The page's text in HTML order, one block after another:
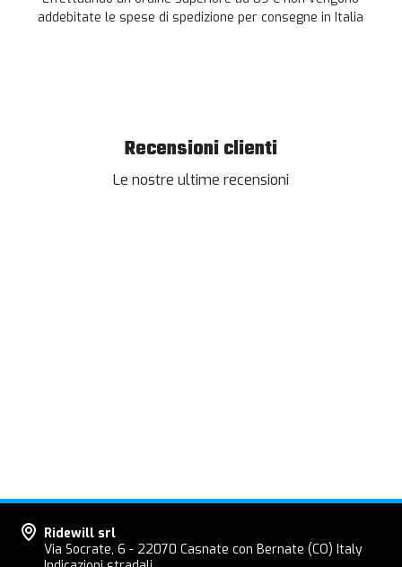
addebitate le spese di spedizione per consegne in Italia
Recensioni clienti
Le nostre ultime recensioni
Ridewill srl
Via Socrate, 6 - 22070 Casnate con Bernate (CO) Italy